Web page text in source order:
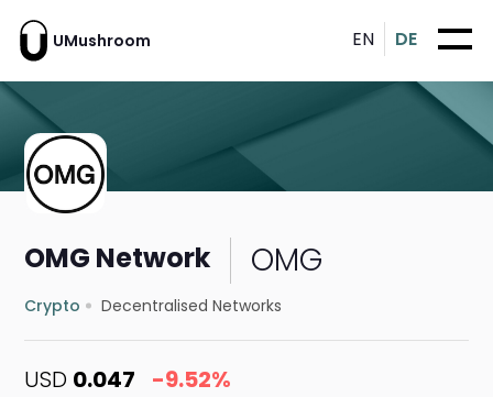
UMushroom EN DE
OMG Network OMG
Crypto Decentralised Networks
USD 0.047 -9.52%